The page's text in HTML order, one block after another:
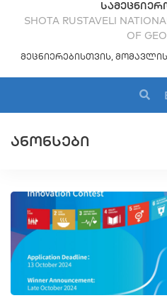
SHOTA RUSTAVELI
OF
ᲛᲔᲪᲜᲘᲔᲠᲔᲑᲘᲡᲗᲕᲘᲡ,
ᲐᲜᲝᲜᲡᲔᲑᲘ